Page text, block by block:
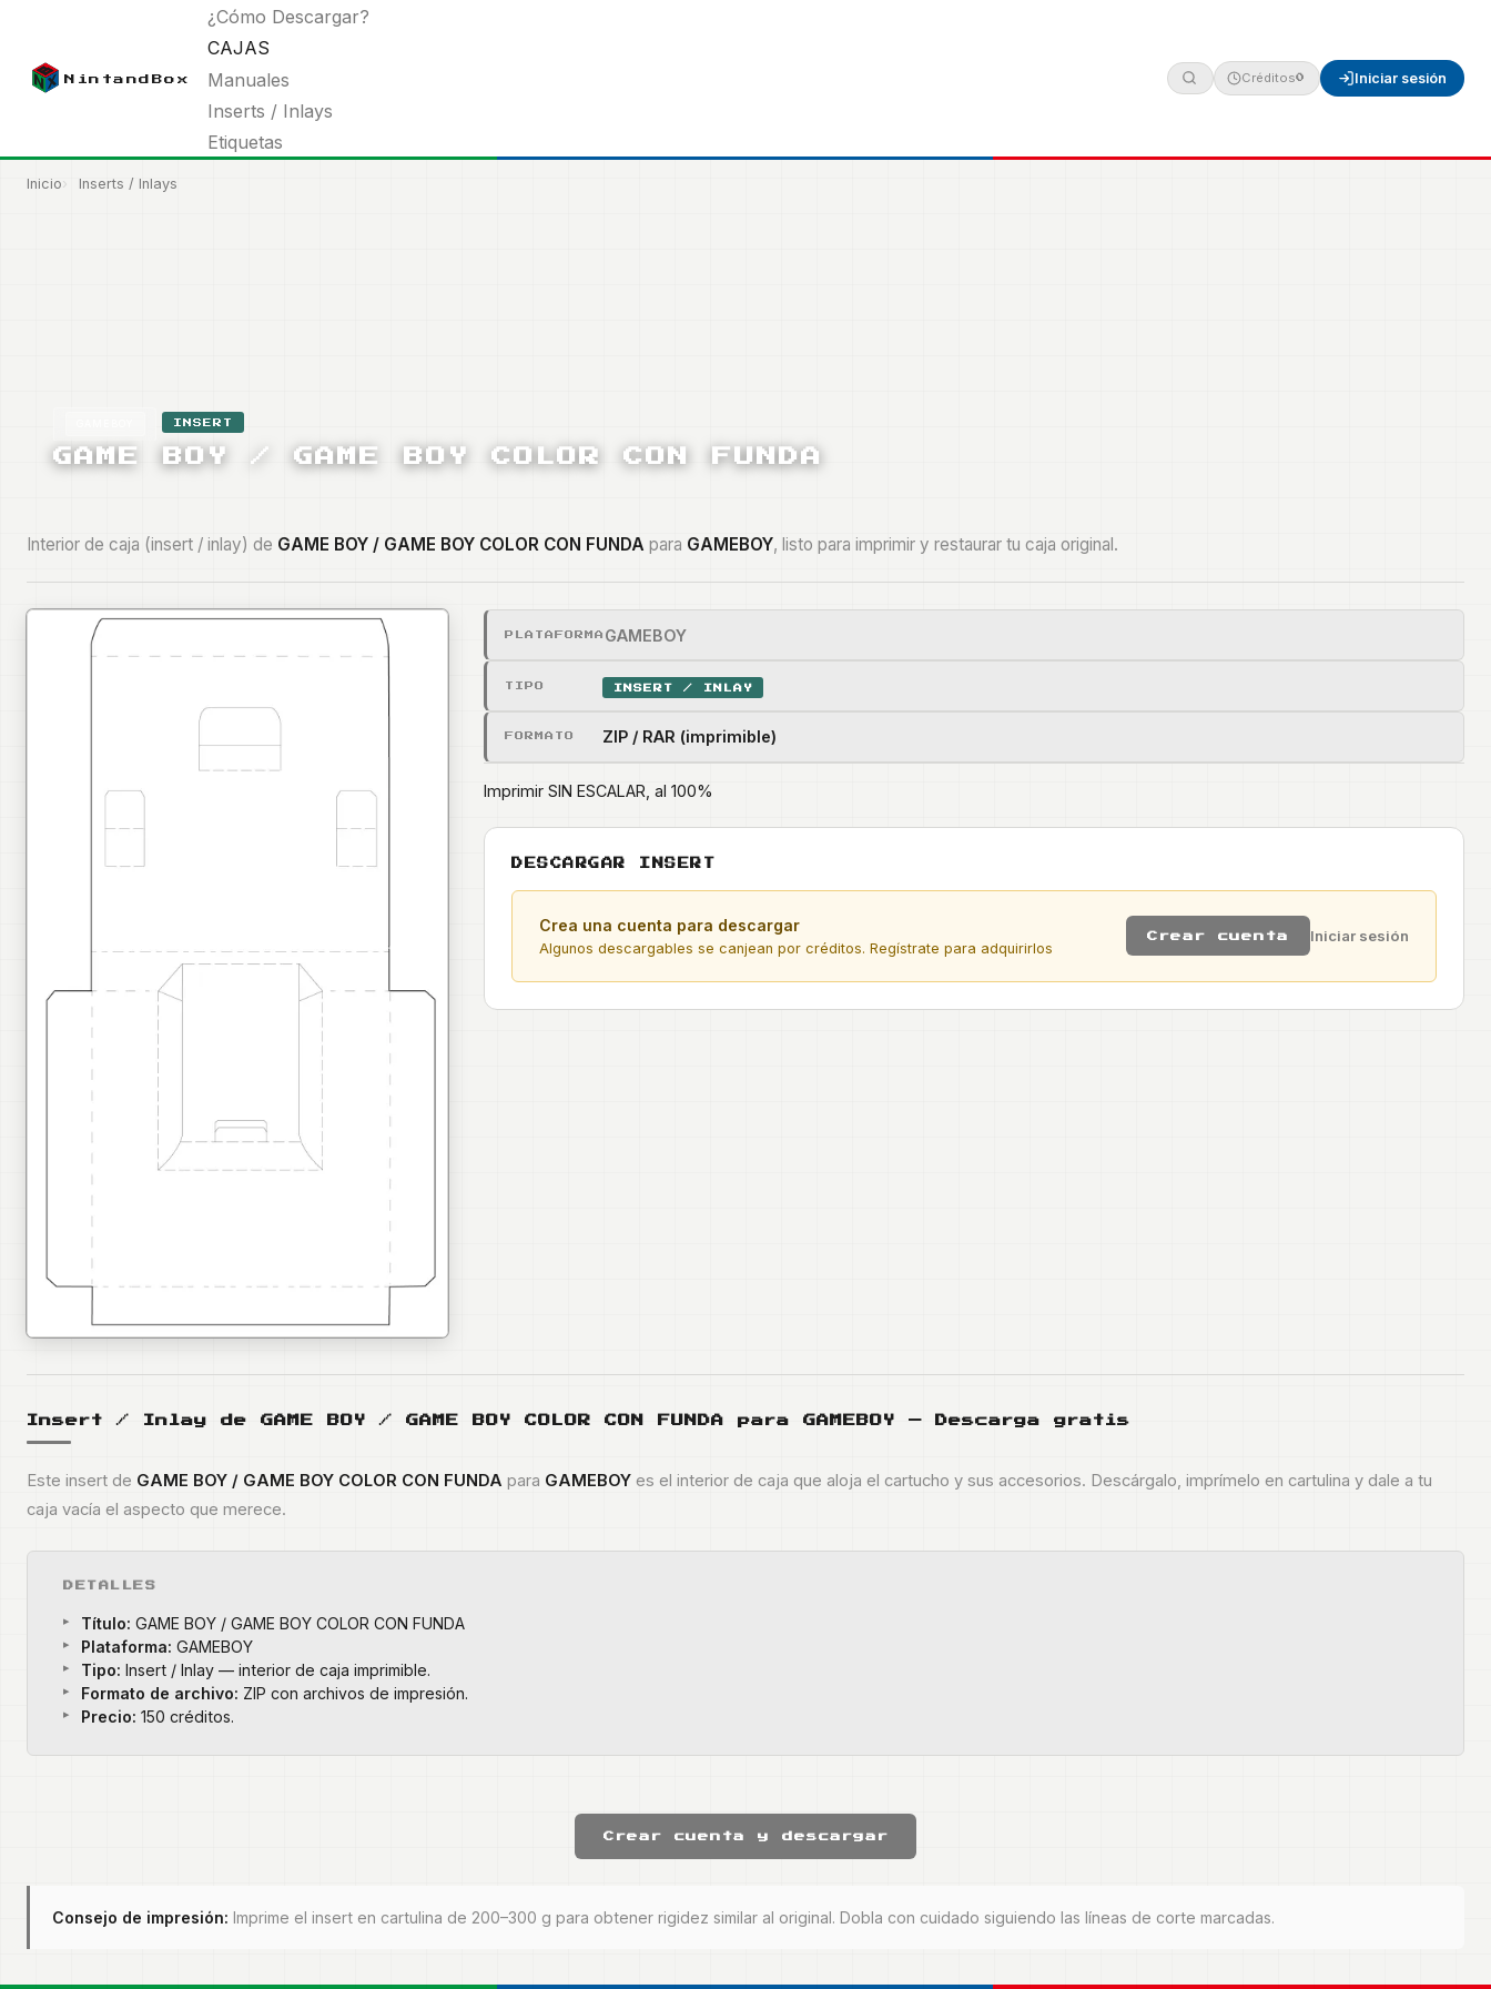
contenido
principal
NintandBox
Main
navigation
¿Cómo Descargar?
CAJAS
Manuales
Inserts / Inlays
Etiquetas
Créditos0 Iniciar sesión
Ruta
Inicio Inserts / Inlays
INSERT
GAME BOY / GAME BOY COLOR CON FUNDA
Interior de caja (insert / inlay) de GAME BOY / GAME BOY COLOR CON FUNDA para GAMEBOY, listo para imprimir y restaurar tu caja original.
PLATAFORMA GAMEBOY
TIPO INSERT / INLAY
FORMATO ZIP / RAR (imprimible)
Imprimir SIN ESCALAR, al 100%
DESCARGAR INSERT
Crea una cuenta para descargar
Algunos descargables se canjean por créditos. Regístrate para adquirirlos
Crear cuenta Iniciar sesión
Insert / Inlay de GAME BOY / GAME BOY COLOR CON FUNDA para GAMEBOY — Descarga gratis
Este insert de GAME BOY / GAME BOY COLOR CON FUNDA para GAMEBOY es el interior de caja que aloja el cartucho y sus accesorios. Descárgalo, imprímelo en cartulina y dale a tu
caja vacía el aspecto que merece.
DETALLES
Título: GAME BOY / GAME BOY COLOR CON FUNDA
Plataforma: GAMEBOY
Tipo: Insert / Inlay — interior de caja imprimible.
Formato de archivo: ZIP con archivos de impresión.
Precio: 150 créditos.
Crear cuenta y descargar
Consejo de impresión: Imprime el insert en cartulina de 200–300 g para obtener rigidez similar al original. Dobla con cuidado siguiendo las líneas de corte marcadas.